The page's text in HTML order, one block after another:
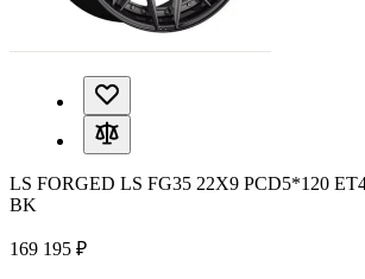
LS FORGED LS FG35 22X9 PCD5*120
BK
169 195 ₽